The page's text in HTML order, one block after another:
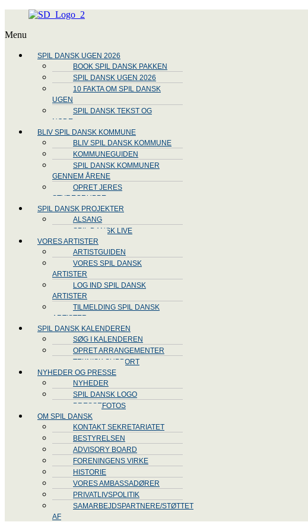
Menu
SPIL DANSK UGEN 2026
BOOK SPIL DANSK PAKKEN
SPIL DANSK UGEN 2026
10 FAKTA OM SPIL DANSK
UGEN
SPIL DANSK TEKST OG
NODE
BLIV SPIL DANSK KOMMUNE
BLIV SPIL DANSK KOMMUNE
KOMMUNEGUIDEN
SPIL DANSK KOMMUNER
GENNEM ÅRENE
OPRET JERES
STYREGRUPPE
SPIL DANSK PROJEKTER
ALSANG
SPIL DANSK LIVE
VORES ARTISTER
ARTISTGUIDEN
VORES SPIL DANSK
ARTISTER
LOG IND SPIL DANSK
ARTISTER
TILMELDING SPIL DANSK
ARTISTER
SPIL DANSK KALENDEREN
SØG I KALENDEREN
OPRET ARRANGEMENTER
TEKNISK SUPPORT
NYHEDER OG PRESSE
NYHEDER
SPIL DANSK LOGO
PRESSEFOTOS
OM SPIL DANSK
KONTAKT SEKRETARIATET
BESTYRELSEN
ADVISORY BOARD
FORENINGENS VIRKE
HISTORIE
VORES AMBASSADØRER
PRIVATLIVSPOLITIK
SAMARBEJDSPARTNERE/STØTTET
AF